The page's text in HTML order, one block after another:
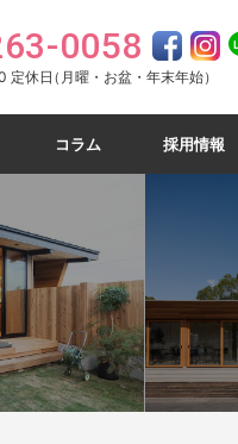
0058
定休日（月曜・お盆・年末年始）
コラム 採用情報